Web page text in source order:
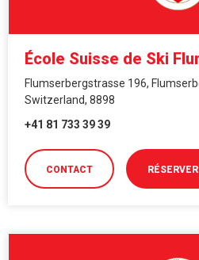
École Suisse de Ski
Flumserbergstrasse 196,
Switzerland, 8898
+41 81 733 39 39
CONTACT RÉSERVER